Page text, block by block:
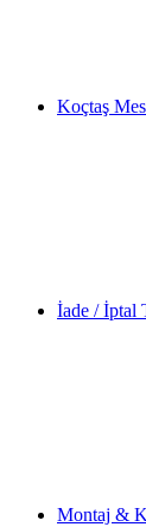
Koçtaş
İade / İptal
Montaj &